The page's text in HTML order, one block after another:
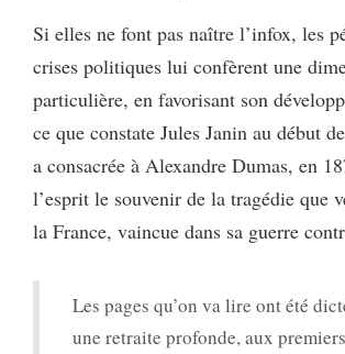
Si elles ne font pas naître l’infox, les
crises politiques lui confèrent une
particulière, en favorisant son
ce que constate Jules Janin au début
a consacrée à Alexandre Dumas, en
l’esprit le souvenir de la tragédie que
la France, vaincue dans sa guerre
Les pages qu’on va lire ont été
une retraite profonde, aux